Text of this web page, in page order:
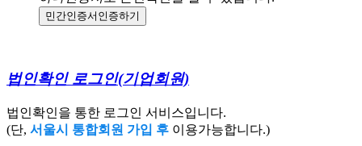
민간인증서 인증하기
법인확인 로그인(기업회원)
법인확인을 통한 로그인 서비스입니다.
(단, 서울시 통합회원 가입 후 이용가능합니다.)